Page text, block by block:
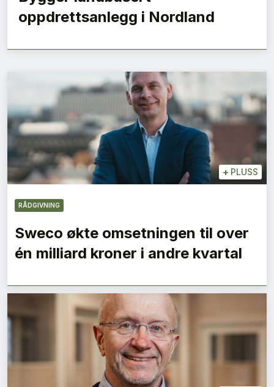
oppdrettsanlegg i Nordland
+ PLUSS
RÅDGIVNING
Sweco økte omsetningen til over
én milliard kroner i andre kvartal